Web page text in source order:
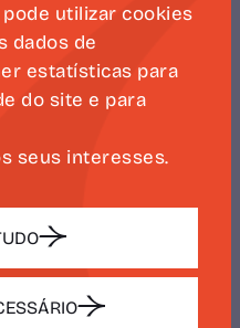
pode utilizar cookies
dados de
estatísticas para
do site e para
seus interesses.